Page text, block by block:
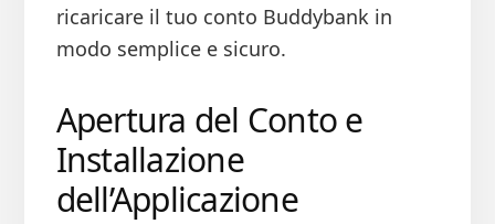
ricaricare il tuo conto Buddybank in
modo semplice e sicuro.
Apertura del Conto e
Installazione
dell’Applicazione